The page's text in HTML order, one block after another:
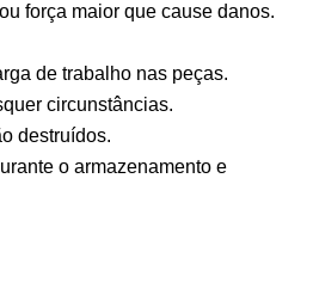
força maior que cause danos.
de trabalho nas peças.
circunstâncias.
destruídos.
o armazenamento e